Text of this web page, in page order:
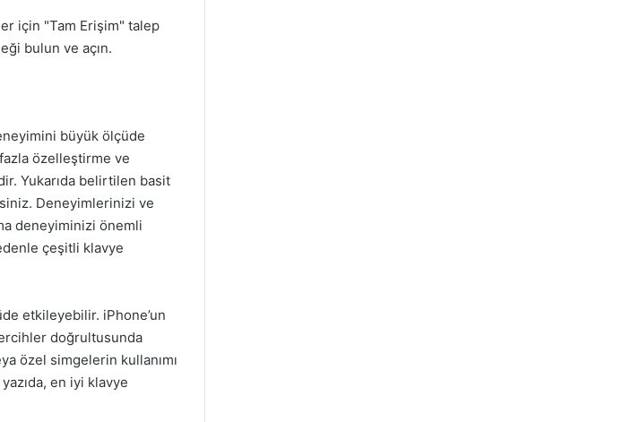
için "Tam Erişim" talep
bulun ve açın.
büyük ölçüde
özelleştirme ve
Yukarıda belirtilen basit
Deneyimlerinizi ve
deneyiminizi önemli
çeşitli klavye
etkileyebilir. iPhone’un
doğrultusunda
özel simgelerin kullanımı
en iyi klavye